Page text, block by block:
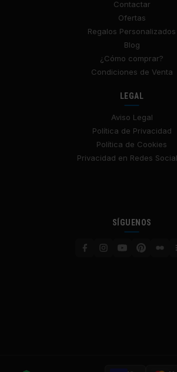
Contactar
Ofertas
Regalos Personalizados
Blog
¿Cómo comprar?
Condiciones de Venta
LEGAL
Aviso Legal
Política de Privacidad
Política de Cookies
Privacidad en Redes
SÍGUENOS